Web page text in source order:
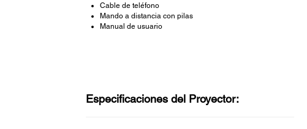
Cable de teléfono
Mando a distancia con pilas
Manual de usuario
Especificaciones del Proyector: